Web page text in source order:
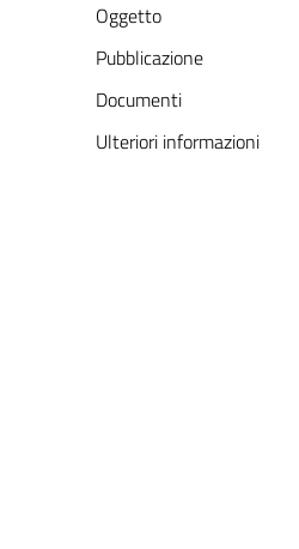
Oggetto
Pubblicazione
Documenti
Ulteriori informazioni